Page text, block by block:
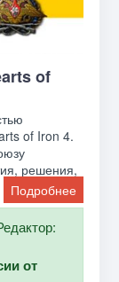
of
of Iron 4.
решения,
Подробнее
от